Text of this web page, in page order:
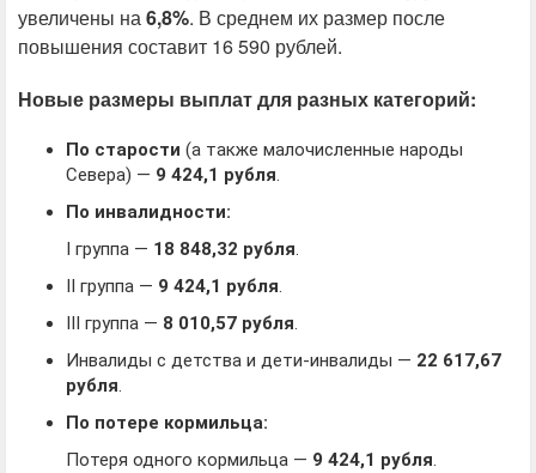
увеличены на6,8%. В среднем их размер после
повышения составит 16 590 рублей.
Новые размеры выплат для разных категорий:
По старости (а также малочисленные народы
Севера) — 9 424,1 рубля.
По инвалидности:
I группа — 18 848,32 рубля.
II группа — 9 424,1 рубля.
III группа — 8 010,57 рубля.
Инвалиды с детства и дети-инвалиды — 22 617,67
рубля.
По потере кормильца:
Потеря одного кормильца — 9 424,1 рубля.